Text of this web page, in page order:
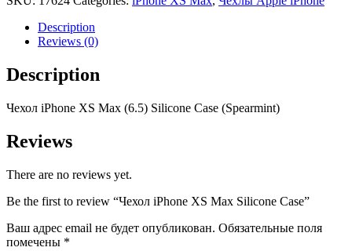
Description
Reviews (0)
Description
Чехол iPhone XS Max (6.5) Silicone Case (Spearmint)
Reviews
There are no reviews yet.
Be the first to review “Чехол iPhone XS Max Silicone Case”
Ваш адрес email не будет опубликован. Обязательные поля
помечены *